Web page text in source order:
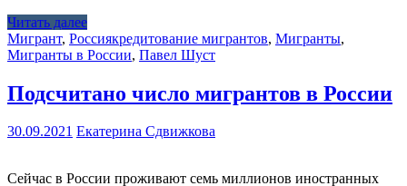
Читать далее
Мигрант, Россиякредитование мигрантов, Мигранты,
Мигранты в России, Павел Шуст
Подсчитано число мигрантов в России
30.09.2021 Екатерина Сдвижкова
Сейчас в России проживают семь миллионов иностранных